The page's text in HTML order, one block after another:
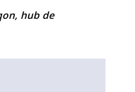
hub de